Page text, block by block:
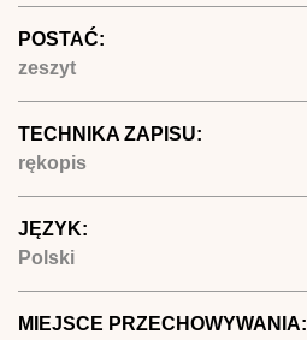
POSTAĆ:
zeszyt
TECHNIKA ZAPISU:
rękopis
JĘZYK:
Polski
MIEJSCE PRZECHOWYWANIA: